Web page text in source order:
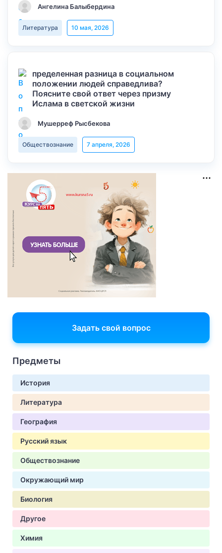
Ангелина Балыбердина
Литература 10 мая, 2026
пределенная разница в социальном
положении людей справедлива?
Поясните свой ответ через призму
Ислама в светской жизни
Мушерреф Рысбекова
Обществознание 7 апреля, 2026
Задать свой вопрос
Предметы
История
Литература
География
Русский язык
Обществознание
Окружающий мир
Биология
Другое
Химия